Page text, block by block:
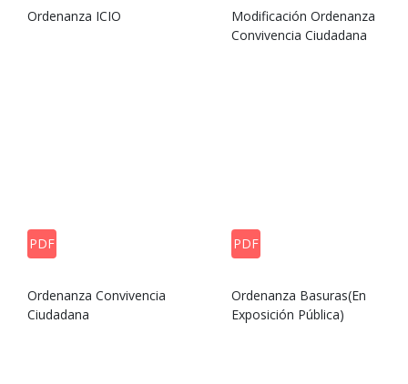
Ordenanza ICIO
Modificación Ordenanza
Convivencia Ciudadana
PDF
Ordenanza Convivencia
Ciudadana
PDF
Ordenanza Basuras(En
Exposición Pública)